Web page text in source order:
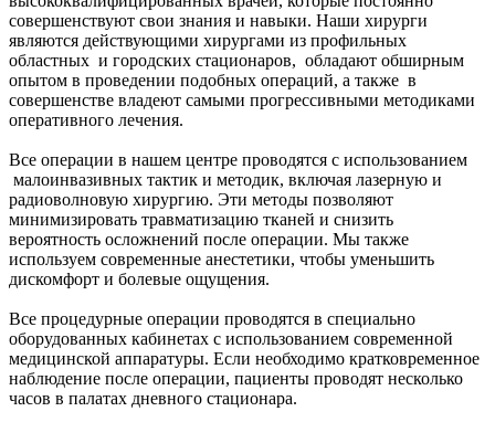
совершенствуют свои знания и навыки. Наши хирурги
являются действующими хирургами из профильных
областных и городских стационаров, обладают обширным
опытом в проведении подобных операций, а также в
совершенстве владеют самыми прогрессивными методиками
оперативного лечения.
Все операции в нашем центре проводятся с использованием
малоинвазивных тактик и методик, включая лазерную и
радиоволновую хирургию. Эти методы позволяют
минимизировать травматизацию тканей и снизить
вероятность осложнений после операции. Мы также
используем современные анестетики, чтобы уменьшить
дискомфорт и болевые ощущения.
Все процедурные операции проводятся в специально
оборудованных кабинетах с использованием современной
медицинской аппаратуры. Если необходимо кратковременное
наблюдение после операции, пациенты проводят несколько
часов в палатах дневного стационара.